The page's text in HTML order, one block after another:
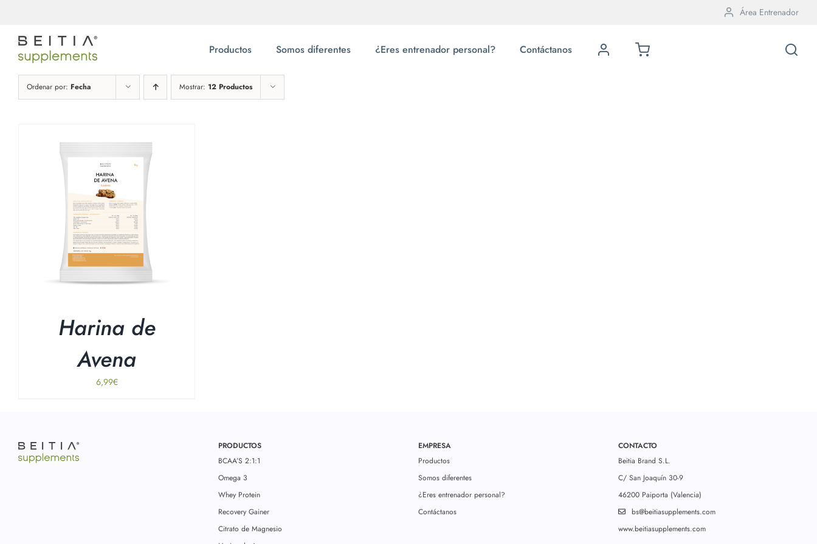
contenido
Área Entrenador
Productos Somos diferentes ¿Eres entrenador personal? Contáctanos
Ordenar por: Fecha Mostrar: 12 Productos
Harina de
Avena
6,99€
PRODUCTOS
BCAA’S 2:1:1
Omega 3
Whey Protein
Recovery Gainer
Citrato de Magnesio
EMPRESA
Productos
Somos diferentes
¿Eres entrenador personal?
Contáctanos
CONTACTO
Beitia Brand S.L.
C/ San Joaquín 30-9
46200 Paiporta (Valencia)
bs@beitiasupplements.com
www.beitiasupplements.com